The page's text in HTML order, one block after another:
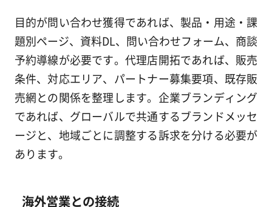
目的が問い合わせ獲得であれば、製品・用途・課
題別ページ、資料DL、問い合わせフォーム、商談
予約導線が必要です。代理店開拓であれば、販売
条件、対応エリア、パートナー募集要項、既存販
売網との関係を整理します。企業ブランディング
であれば、グローバルで共通するブランドメッセ
ージと、地域ごとに調整する訴求を分ける必要が
あります。
海外営業との接続